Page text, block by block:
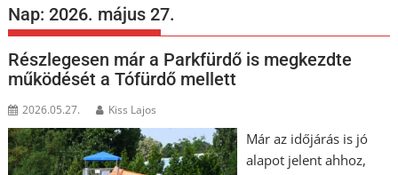
Nap:2026. május 27.
Részlegesen már a Parkfürdő is megkezdte
működését a Tófürdő mellett
2026.05.27. Kiss Lajos
Már az időjárás is jó
alapot jelent ahhoz,